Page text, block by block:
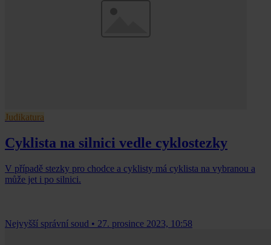
Judikatura
Cyklista na silnici vedle cyklostezky
V případě stezky pro chodce a cyklisty má cyklista na vybranou a
může jet i po silnici.
Nejvyšší správní soud • 27. prosince 2023, 10:58